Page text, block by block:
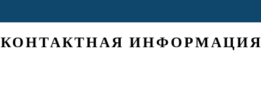
КОНТАКТНАЯ ИНФОРМАЦИЯ